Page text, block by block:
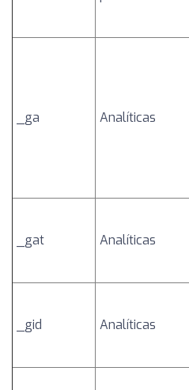
_ga Analíticas
_gat Analíticas
_gid Analíticas